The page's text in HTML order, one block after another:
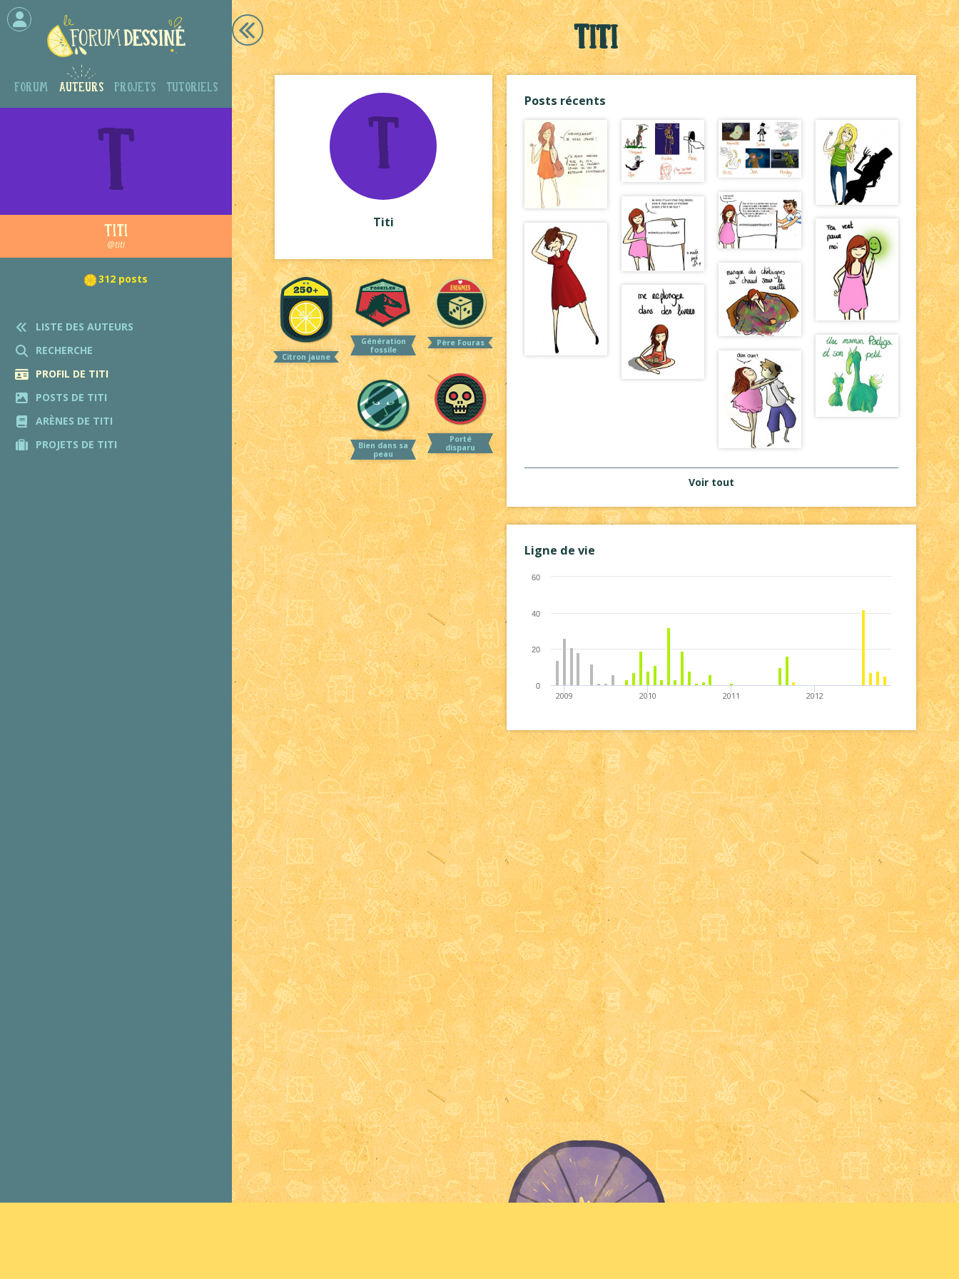
Forum Auteurs Projets Tutoriels
T
Titi
@titi
312 posts
LISTE DES AUTEURS
RECHERCHE
PROFIL DE TITI
POSTS DE TITI
ARÈNES DE TITI
PROJETS DE TITI
Titi
T
Titi
Citron jaune
Génération
fossile
Père Fouras
Porté
disparu
Bien dans sa
peau
Posts récents
Voir tout
Ligne de vie
2009 2010 2011 2012
0
20
40
60